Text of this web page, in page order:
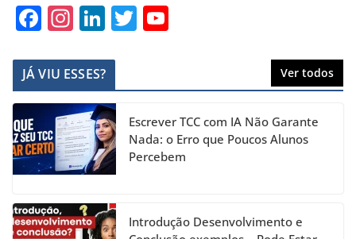
F
c
e
b
o
o
k
In
a
gr
a
m
Li
k
e
dI
n
T
er T
u
b
e
h
JÁ VIU ESSES? Ver todos
Escrever TCC com IA Não Garante
Nada: o Erro que Poucos Alunos
Percebem
Introdução Desenvolvimento e